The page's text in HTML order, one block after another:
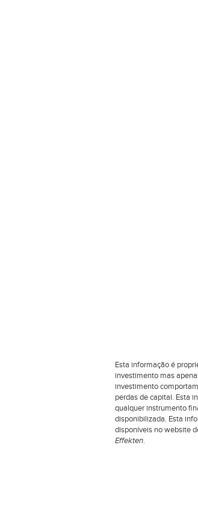
Esta informação é
investimento mas
investimento
perdas de capital. Esta
qualquer instrumento
disponibilizada. Esta
disponíveis no website
Effekten.